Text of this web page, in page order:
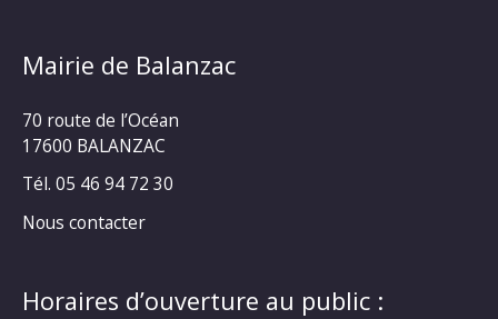
Mairie de Balanzac
70 route de l’Océan
17600 BALANZAC
Tél. 05 46 94 72 30
Nous contacter
Horaires d’ouverture au public :